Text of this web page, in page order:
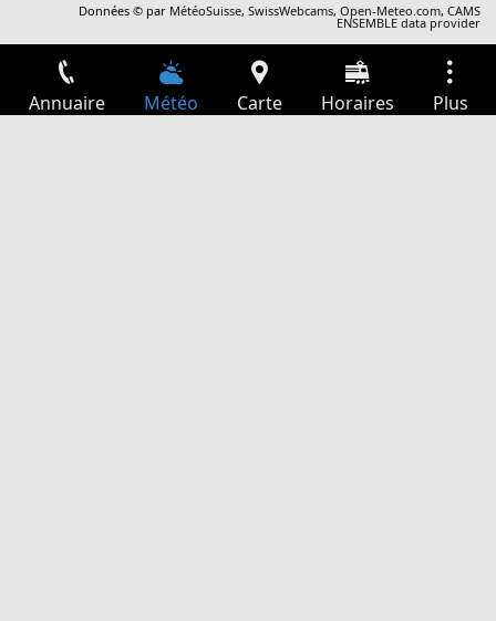
Données © par MétéoSuisse,SwissWebcams,Open-Meteo.com,CAMS
ENSEMBLE data provider
Annuaire Météo Carte Horaires Plus